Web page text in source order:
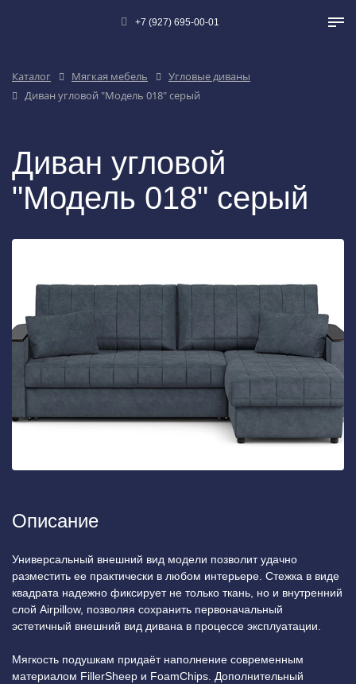
+7 (927) 695-00-01
Каталог Мягкая мебель
Угловые диваны
Диван угловой "Модель 018" серый
Диван угловой
"Модель 018" серый
Описание
Универсальный внешний вид модели позволит удачно
разместить ее практически в любом интерьере. Стежка в виде
квадрата надежно фиксирует не только ткань, но и внутренний
слой Airpillow, позволяя сохранить первоначальный
эстетичный внешний вид дивана в процессе эксплуатации.
Мягкость подушкам придаёт наполнение современным
материалом FillerSheep и FoamСhips. Дополнительный